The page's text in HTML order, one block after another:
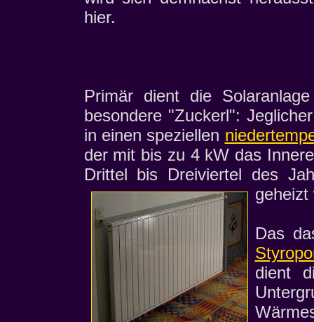
hier.
Primär dient die
besondere "Zuckerl":
in einen speziellen
der mit bis zu 4 kW das
Drittel bis Dreiviertel des
geheizt
Das
dient